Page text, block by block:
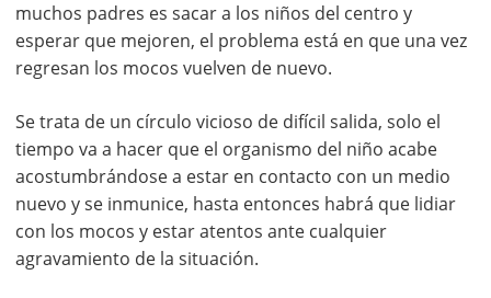
muchos padres es sacar a los niños del centro y
esperar que mejoren, el problema está en que una vez
regresan los mocos vuelven de nuevo.
Se trata de un círculo vicioso de difícil salida, solo el
tiempo va a hacer que el organismo del niño acabe
acostumbrándose a estar en contacto con un medio
nuevo y se inmunice, hasta entonces habrá que lidiar
con los mocos y estar atentos ante cualquier
agravamiento de la situación.